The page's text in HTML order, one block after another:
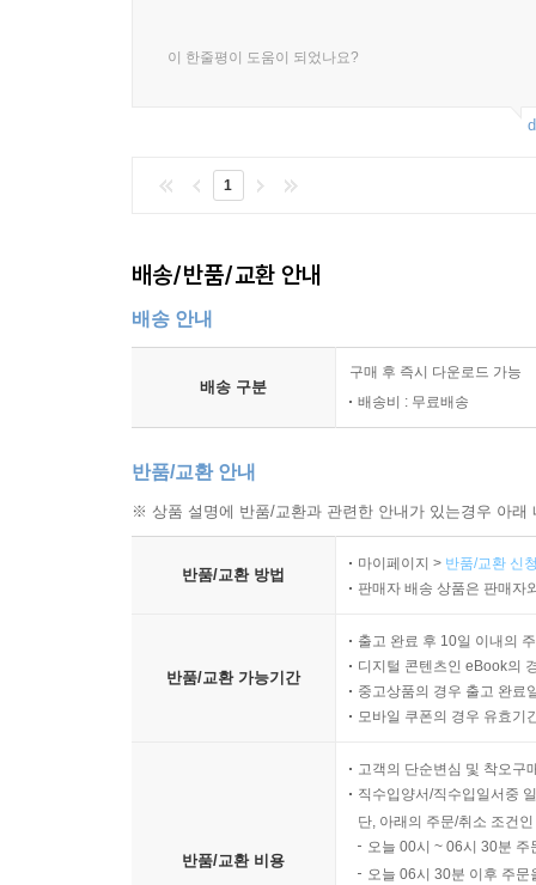
이 한줄평이 도움이 되었나요?
1
배송/반품/교환 안내
배송 안내
배송 구분
구매 후 즉시 다운로드 가능
배송비 : 무료배송
반품/교환 안내
※ 상품 설명에 반품/교환과 관련한 안내가 있는경우 아
반품/교환 방법
마이페이지 > 반품/교환 신
판매자 배송 상품은 판매자
반품/교환 가능기간
출고 완료 후 10일 이내의
디지털 콘텐츠인 eBook의
중고상품의 경우 출고 완료
모바일 쿠폰의 경우 유효기
반품/교환 비용
고객의 단순변심 및 착오구
직수입양서/직수입일서중
단, 아래의 주문/취소 조건
오늘 00시 ~ 06시 30분
오늘 06시 30분 이후 주